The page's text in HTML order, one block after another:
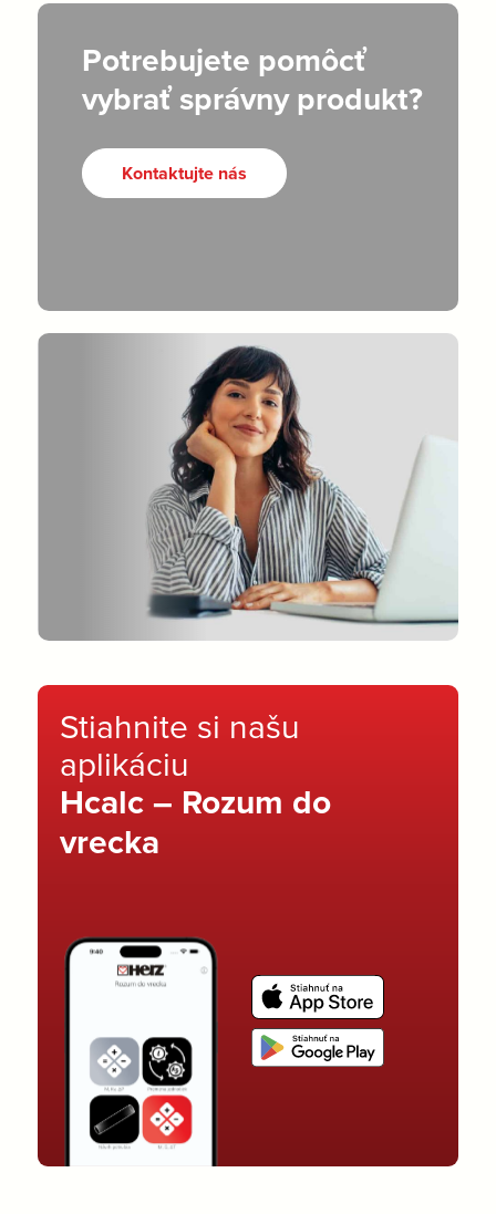
Potrebujete pomôcť
vybrať správny produkt?
Kontaktujte nás
Stiahnite si našu
aplikáciu
Hcalc – Rozum do
vrecka